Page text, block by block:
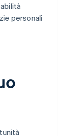
personali